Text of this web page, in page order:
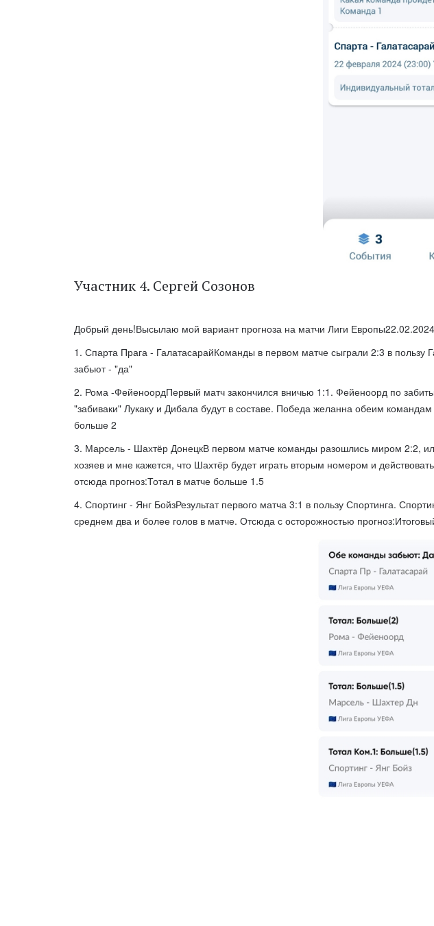
Участник 4. Сергей Созонов
Добрый день!Высылаю мой вариант прогноза на матчи Лиги
1. Спарта Прага - ГалатасарайКоманды в первом матче сыграли 2:3 в
забьют - "да"
2. Рома -ФейеноордПервый матч закончился вничью 1:1. Фейеноорд по
"забиваки" Лукаку и Дибала будут в составе. Победа желанна обеим
больше 2
3. Марсель - Шахтёр ДонецкВ первом матче команды разошлись миром 2:2,
хозяев и мне кажется, что Шахтёр будет играть вторым номером и
отсюда прогноз:Тотал в матче больше 1.5
4. Спортинг - Янг БойзРезультат первого матча 3:1 в пользу Спортинга.
среднем два и более голов в матче. Отсюда с осторожностью